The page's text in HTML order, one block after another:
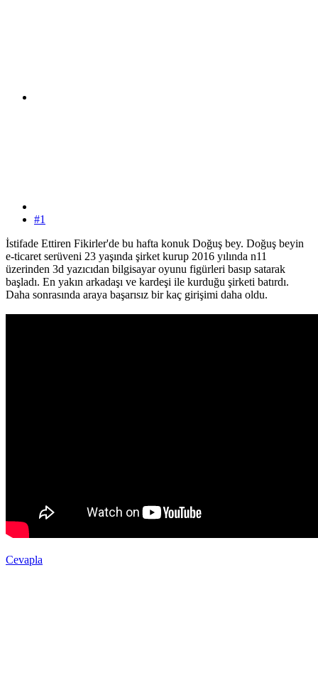
#1
İstifade Ettiren Fikirler'de bu hafta konuk Doğuş bey. Doğuş beyin
e-ticaret serüveni 23 yaşında şirket kurup 2016 yılında n11
üzerinden 3d yazıcıdan bilgisayar oyunu figürleri basıp satarak
başladı. En yakın arkadaşı ve kardeşi ile kurduğu şirketi batırdı.
Daha sonrasında araya başarısız bir kaç girişimi daha oldu.
Cevapla